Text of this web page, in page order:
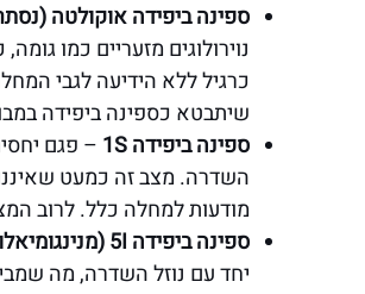
ספינה ביפידה אוקולטה
נוירולוגים מזעריים כמו
כרגיל ללא הידיעה לגבי
שיתבטא כספינה ביפידה
ספינה ביפידה 1S
– פגם
השדרה. מצב זה כמעט
מודעות למחלה כלל. לרוב
ספינה ביפידה 5I (מנינגומיאלוצל – Meningomyelocele)
יחד עם נוזל השדרה, מה